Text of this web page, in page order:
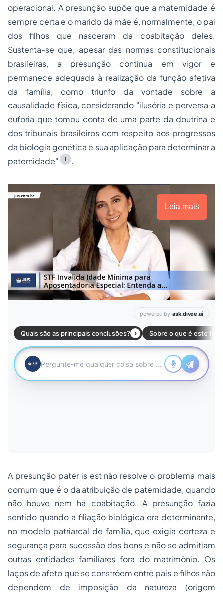
operacional. A presunção supõe que a maternidade é
sempre certa e o marido da mãe é, normalmente, o pai
dos filhos que nasceram da coabitação deles.
Sustenta-se que, apesar das normas constitucionais
brasileiras, a presunção continua em vigor e
permanece adequada à realização da função afetiva
da família, como triunfo da vontade sobre a
causalidade física, considerando "ilusória e perversa a
euforia que tomou conta de uma parte da doutrina e
dos tribunais brasileiros com respeito aos progressos
da biologia genética e sua aplicação para determinar a
paternidade"
1 .
Leia mais
A presunção pater is estnão resolve o problema mais
comum que é o da atribuição de paternidade, quando
não houve nem há coabitação. A presunção fazia
sentido quando a filiação biológica era determinante,
no modelo patriarcal de família, que exigia certeza e
segurança para sucessão dos bens e não se admitiam
outras entidades familiares fora do matrimônio. Os
laços de afeto que se constróem entre pais e filhos não
dependem de imposição da natureza (origem